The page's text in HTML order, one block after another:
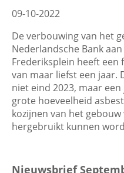
09-10-2022
De verbouwing van het
Nederlandsche Bank
Frederiksplein heeft
van maar liefst een jaar.
niet eind 2023, maar
grote hoeveelheid
kozijnen van het
hergebruikt kunnen
Nieuwsbrief